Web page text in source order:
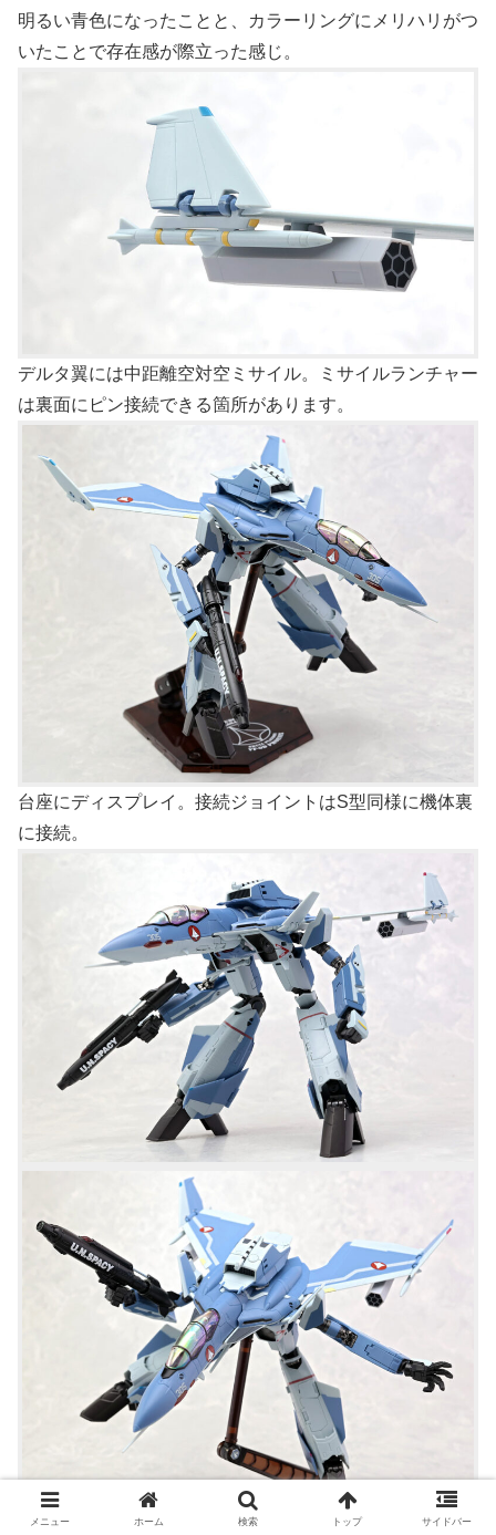
明るい青色になったことと、カラーリングにメリハリがつ
いたことで存在感が際立った感じ。
デルタ翼には中距離空対空ミサイル。ミサイルランチャー
は裏面にピン接続できる箇所があります。
台座にディスプレイ。接続ジョイントはS型同様に機体裏
に接続。
インテーク上のカナード翼と肩パーツはやや干渉しがちで
メニュー ホーム 検索 トップ サイドバー